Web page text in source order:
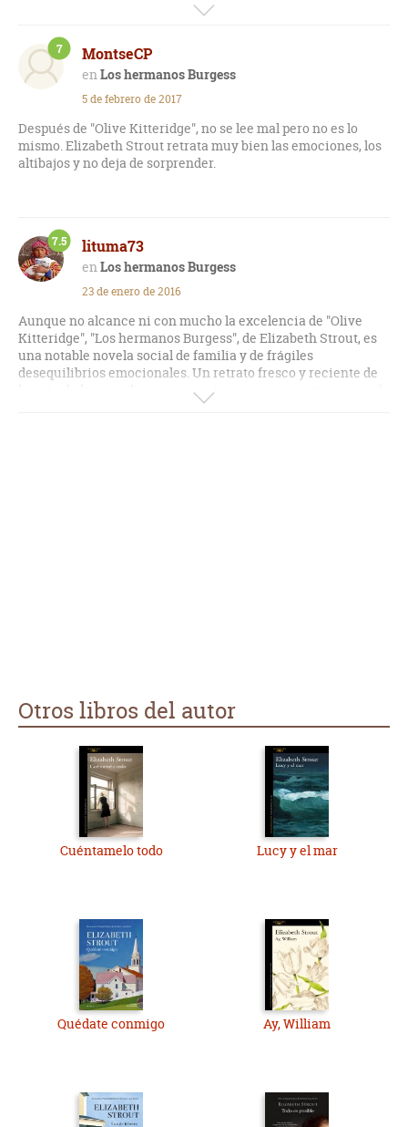
como la inmigración, la xenofobia, la intolerancia, el miedo,
la mezquindad... y las relaciones familiares. Como en todas
sus novelas, Strout nos vuelve a introducir con éxito en ese
mundo tan suyo de la media y alta sociedad norteamericana.
Interesante su lectura.
MontseCP
Los hermanos Burgess
7
5 de febrero de 2017
Después de "Olive Kitteridge", no se lee mal pero no es lo
mismo. Elizabeth Strout retrata muy bien las emociones, los
altibajos y no deja de sorprender.
lituma73
Los hermanos Burgess
7.5
23 de enero de 2016
Aunque no alcance ni con mucho la excelencia de "Olive
Kitteridge", "Los hermanos Burgess", de Elizabeth Strout, es
una notable novela social de familia y de frágiles
desequilibrios emocionales. Un retrato fresco y reciente de
la actual clase media norteamericana, que se ve trompeteada
y asediada por innumerables frentes. A caballo entre la
Otros libros del autor
Cuéntamelo todo Lucy y el mar
Quédate conmigo Ay, William